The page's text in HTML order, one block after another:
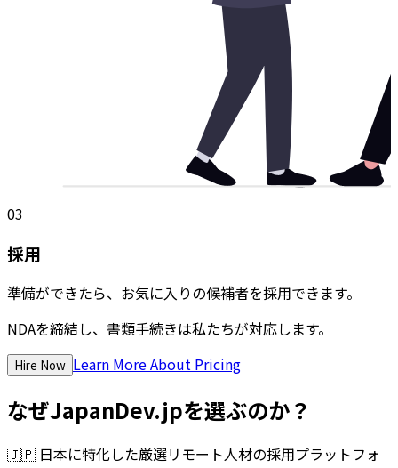
03
採用
準備ができたら、お気に入りの候補者を採用できます。
NDAを締結し、書類手続きは私たちが対応します。
Hire Now Learn More About Pricing
なぜJapanDev.jpを選ぶのか？
🇯🇵 日本に特化した厳選リモート人材の採用プラットフォ